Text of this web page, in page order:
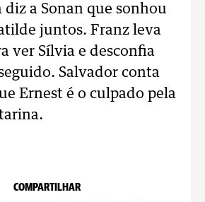
diz a Sonan que sonhou
juntos. Franz leva
ver Sílvia e desconfia
Salvador conta
Ernest é o culpado pela
COMPARTILHAR